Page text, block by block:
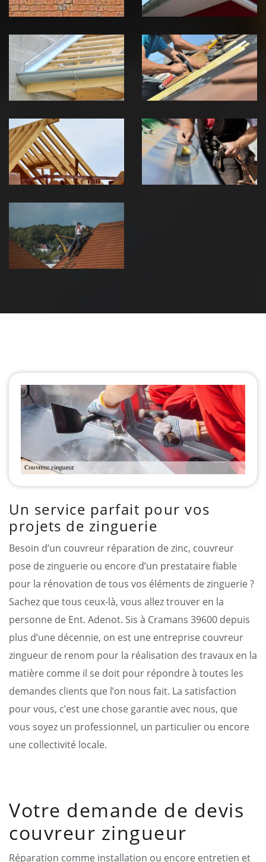
Pose de
Chéneau 39
Jura
Réparation de
toiture 39
Jura
Traitement de
charpente 39
Jura
Travaux de
zinguerie 39
Jura
Urgence fuite
de toiture 39
Jura
Un service parfait pour vos
projets de zinguerie
Besoin d’un couvreur réparation de zinc, couvreur
pose de zinguerie ou encore d’un prestataire fiable
pour la rénovation de tous vos éléments de zinguerie ?
Sachez que tous ceux-là, vous allez trouver en la
personne de Ent. Adenot. Sis à Cramans 39600 depuis
plus d’une décennie, on est une entreprise couvreur
zingueur de renom pour la réalisation des travaux en la
matière comme il se doit pour répondre à toutes les
demandes clients que l’on nous fait. La satisfaction
pour vous, c’est une chose garantie avec nous, que
vous soyez un professionnel, un particulier ou encore
une collectivité locale.
Votre demande de devis
couvreur zingueur
Réparation comme installation ou encore entretien et